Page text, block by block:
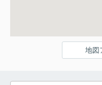
地図